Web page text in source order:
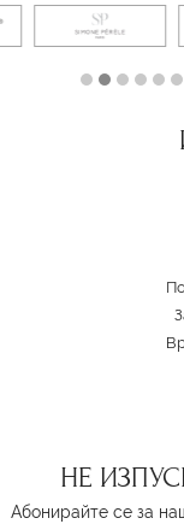
НЕ
Абонирайте се за